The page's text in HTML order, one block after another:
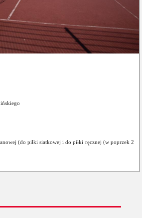
(do piłki siatkowej i do piłki ręcznej (w poprzek 2